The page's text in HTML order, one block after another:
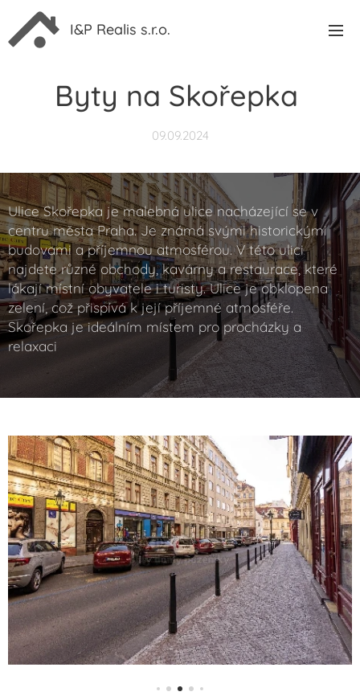
I&P Realis s.r.o.
Byty na Skořepka
09.09.2024
Ulice Skořepka je malebná ulice nacházející se v
centru města Praha. Je známá svými historickými
budovami a příjemnou atmosférou. V této ulici
najdete různé obchody, kavárny a restaurace, které
lákají místní obyvatele i turisty. Ulice je obklopena
zelení, což přispívá k její příjemné atmosféře.
Skořepka je ideálním místem pro procházky a
relaxaci